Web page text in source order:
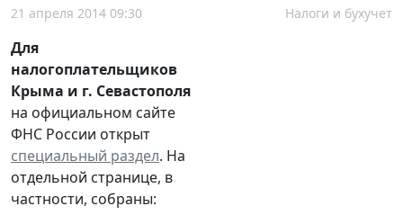
21 апреля 2014 09:30 Налоги и бухучет
Для
налогоплательщиков
Крыма и г. Севастополя
на официальном сайте
ФНС России открыт
специальный раздел. На
отдельной странице, в
частности, собраны: